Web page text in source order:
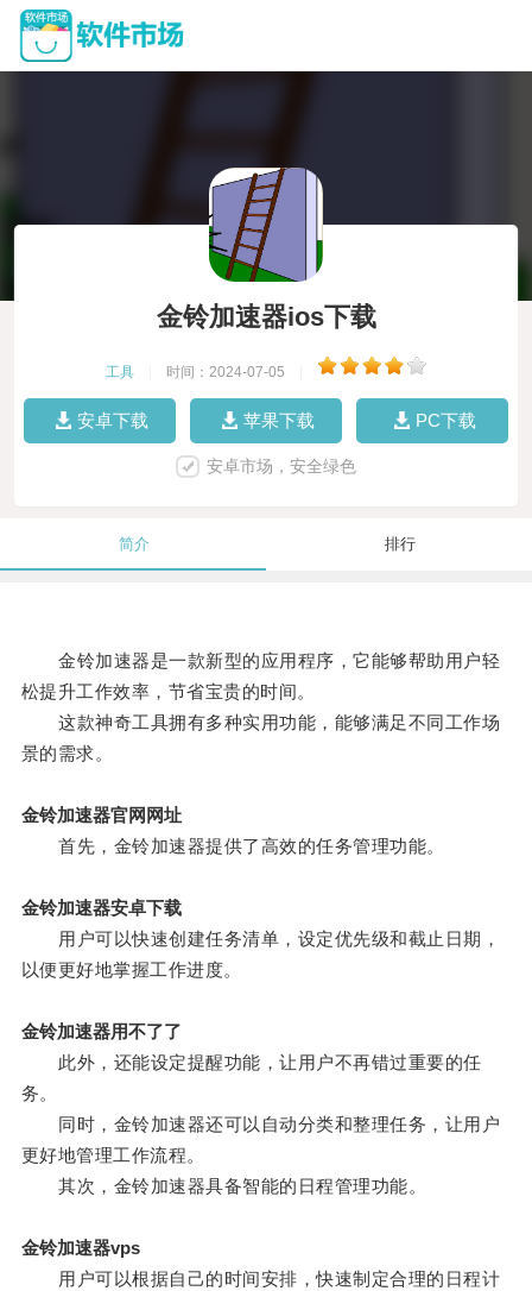
金铃加速器ios下载
工具 时间：2024-07-05
安卓下载 苹果下载 PC下载
安卓市场，安全绿色
简介 排行
金铃加速器是一款新型的应用程序，它能够帮助用户轻
松提升工作效率，节省宝贵的时间。
这款神奇工具拥有多种实用功能，能够满足不同工作场
景的需求。
金铃加速器官网网址
首先，金铃加速器提供了高效的任务管理功能。
金铃加速器安卓下载
用户可以快速创建任务清单，设定优先级和截止日期，
以便更好地掌握工作进度。
金铃加速器用不了了
此外，还能设定提醒功能，让用户不再错过重要的任
务。
同时，金铃加速器还可以自动分类和整理任务，让用户
更好地管理工作流程。
其次，金铃加速器具备智能的日程管理功能。
金铃加速器vps
用户可以根据自己的时间安排，快速制定合理的日程计